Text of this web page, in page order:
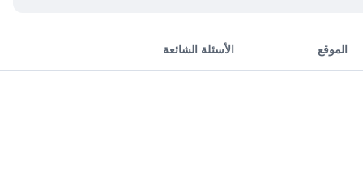
الموقع الأسئلة الشائعة